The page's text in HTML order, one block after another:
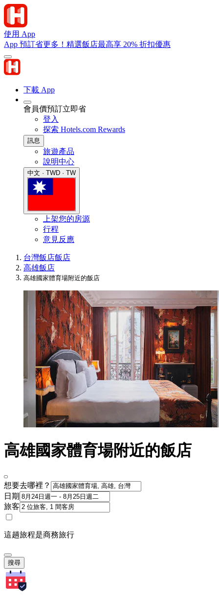
使用 App
App 預訂省更多！精選飯店最高享 20% 折扣優惠
下載 App
會員價預訂立即省
登入
探索 Hotels.com Rewards
訊息
旅遊產品
說明中心
中文 · TWD · TW
上架您的房源
行程
意見反應
台灣飯店飯店
高雄飯店
高雄國家體育場附近的飯店
高雄國家體育場附近的飯店
想要去哪裡？
日期
旅客
這趟旅程是商務旅行
搜尋